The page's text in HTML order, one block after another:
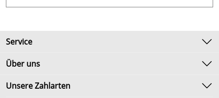
Service
Kontakt
Umtausch & Rückgabe
Über uns
Unsere Bestseller
Unsere Zahlarten